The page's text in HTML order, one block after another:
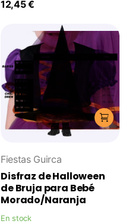
12,45 €
Fiestas Guirca
Disfraz de Halloween
de Bruja para Bebé
Morado/Naranja
En stock